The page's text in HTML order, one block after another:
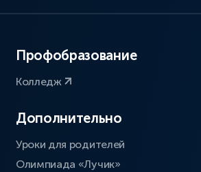
Профобразование
Колледж
Дополнительно
Уроки для родителей
Олимпиада «Лучик»